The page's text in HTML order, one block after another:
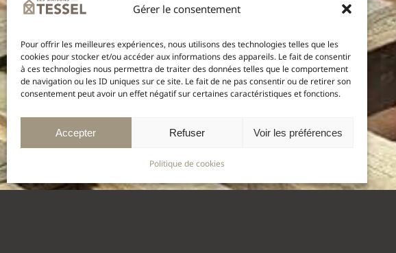
Gérer le consentement
Pour offrir les meilleures expériences, nous utilisons des technologies telles que les
cookies pour stocker et/ou accéder aux informations des appareils. Le fait de consentir
à ces technologies nous permettra de traiter des données telles que le comportement
de navigation ou les ID uniques sur ce site. Le fait de ne pas consentir ou de retirer son
consentement peut avoir un effet négatif sur certaines caractéristiques et fonctions.
Accepter Refuser Voir les préférences
Politique de cookies